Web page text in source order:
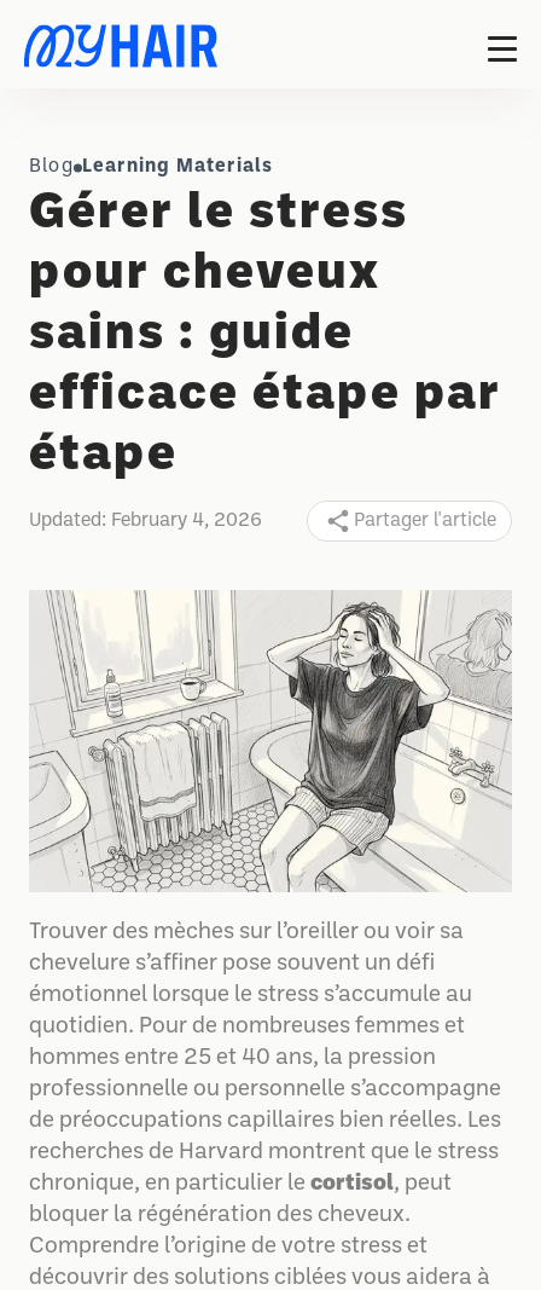
Blog Learning Materials
Gérer le stress
pour cheveux
sains : guide
efficace étape par
étape
Updated: February 4, 2026 Partager l'article
Trouver des mèches sur l’oreiller ou voir sa
chevelure s’affiner pose souvent un défi
émotionnel lorsque le stress s’accumule au
quotidien. Pour de nombreuses femmes et
hommes entre 25 et 40 ans, la pression
professionnelle ou personnelle s’accompagne
de préoccupations capillaires bien réelles. Les
recherches de Harvard montrent que le stress
chronique, en particulier le cortisol, peut
bloquer la régénération des cheveux.
Comprendre l’origine de votre stress et
découvrir des solutions ciblées vous aidera à